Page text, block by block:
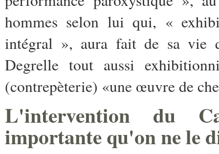
hommes selon lui qui, «
intégral », aura fait de sa vie
Degrelle tout aussi
(contrepèterie) «une œuvre de
L'intervention du
importante qu'on ne le